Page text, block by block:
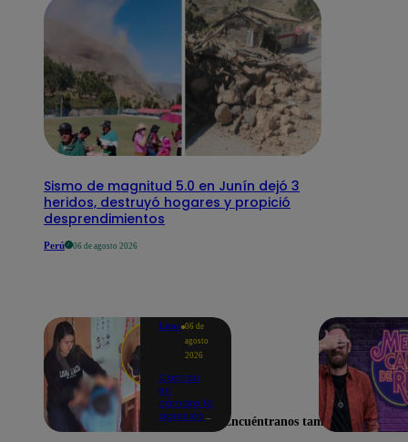
Sismo de magnitud 5.0 en Junín dejó 3
heridos, destruyó hogares y propició
desprendimientos
Perú 06 de agosto 2026
Lima 06 de
agosto
2026
Captan
en
cámara la
agresión
Encuéntranos también en